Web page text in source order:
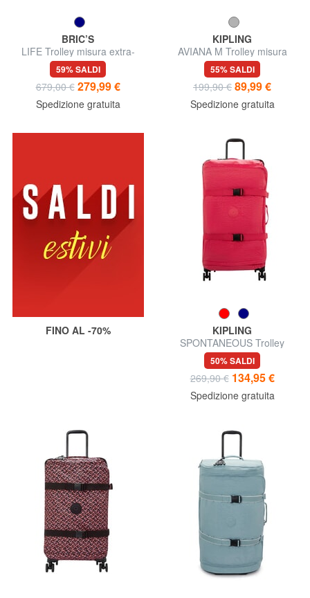
BRIC’S
LIFE Trolley misura extra-
grande
59% SALDI
679,00 € 279,99 €
Spedizione gratuita
KIPLING
AVIANA M Trolley misura
media
55% SALDI
199,90 € 89,99 €
Spedizione gratuita
FINO AL -70%
KIPLING
SPONTANEOUS Trolley
misura grande
50% SALDI
269,90 € 134,95 €
Spedizione gratuita